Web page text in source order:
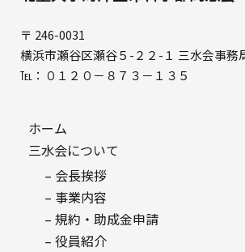
〒 246-0031
横浜市瀬谷区瀬谷５-２２-１ 三水会事務
℡：０１２０－８７３－１３５
ホーム
三水会について
– 会長挨拶
– 事業内容
– 規約・助成金申請
– 役員紹介